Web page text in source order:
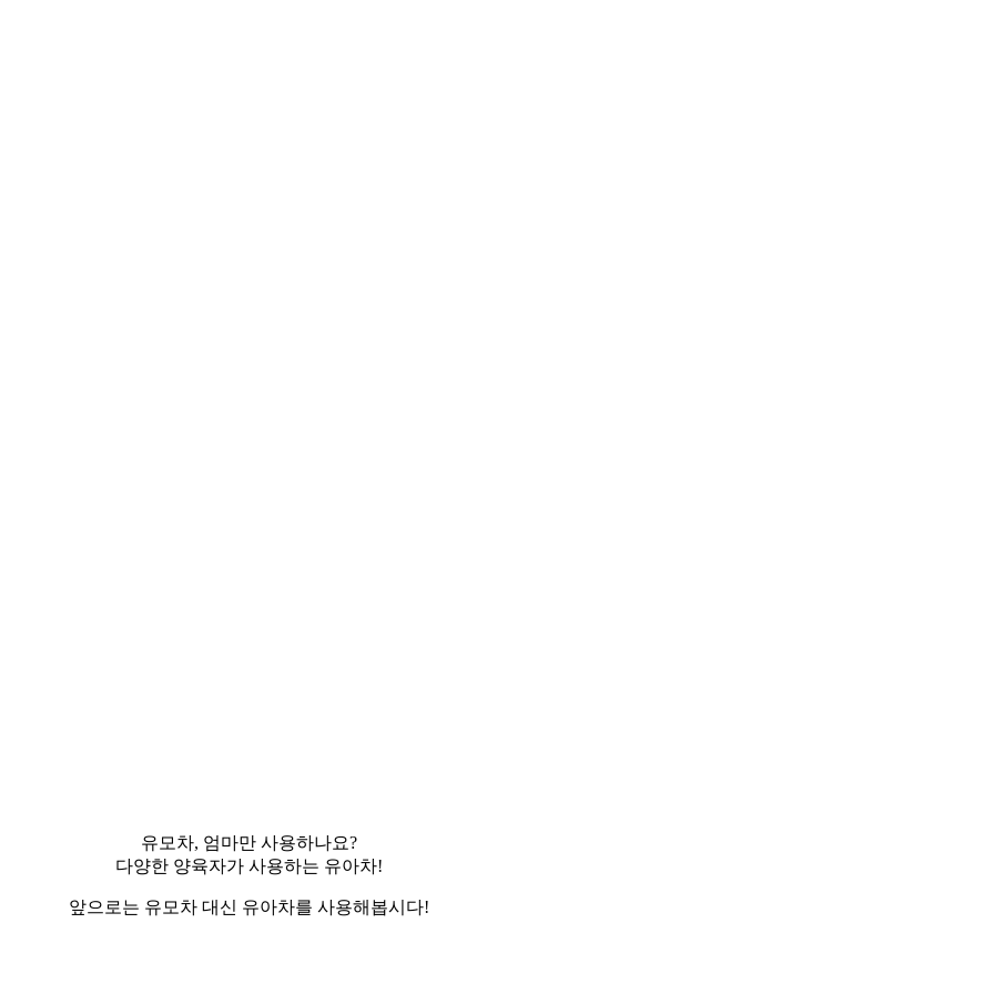
​유모차, 엄마만 사용하나요?
다양한 양육자가 사용하는 유아차!​
앞으로는 유모차 대신 유아차를 사용해봅시다!